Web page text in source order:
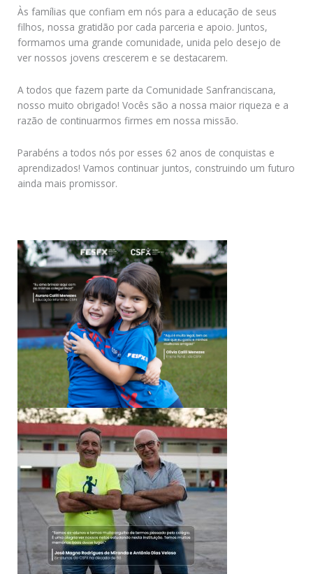
Às famílias que confiam em nós para a educação de seus
filhos, nossa gratidão por cada parceria e apoio. Juntos,
formamos uma grande comunidade, unida pelo desejo de
ver nossos jovens crescerem e se destacarem.
A todos que fazem parte da Comunidade Sanfranciscana,
nosso muito obrigado! Vocês são a nossa maior riqueza e a
razão de continuarmos firmes em nossa missão.
Parabéns a todos nós por esses 62 anos de conquistas e
aprendizados! Vamos continuar juntos, construindo um futuro
ainda mais promissor.